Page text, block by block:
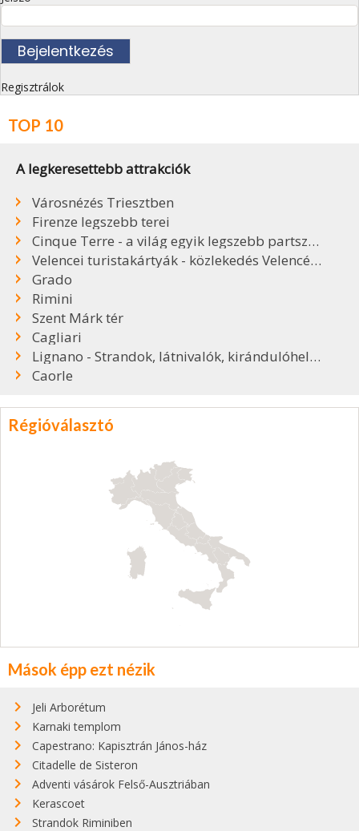
Regisztrálok
TOP 10
A legkeresettebb attrakciók
Városnézés Triesztben
Firenze legszebb terei
Cinque Terre - a világ egyik legszebb partszakasza
Velencei turistakártyák - közlekedés Velencében
Grado
Rimini
Szent Márk tér
Cagliari
Lignano - Strandok, látnivalók, kirándulóhelyek
Caorle
Régióválasztó
Mások épp ezt nézik
Jeli Arborétum
Karnaki templom
Capestrano: Kapisztrán János-ház
Citadelle de Sisteron
Adventi vásárok Felső-Ausztriában
Kerascoet
Strandok Riminiben